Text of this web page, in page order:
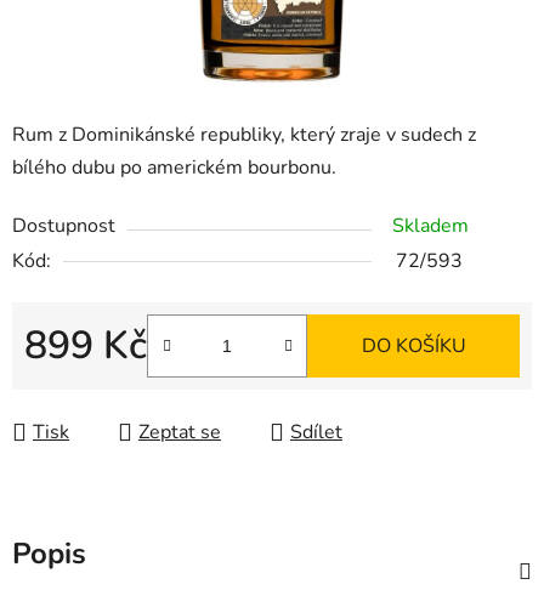
Rum z Dominikánské republiky, který zraje v sudech z
bílého dubu po americkém bourbonu.
Dostupnost
Skladem
Kód:
72/593
899 Kč DO KOŠÍKU
Tisk Zeptat se Sdílet
Popis